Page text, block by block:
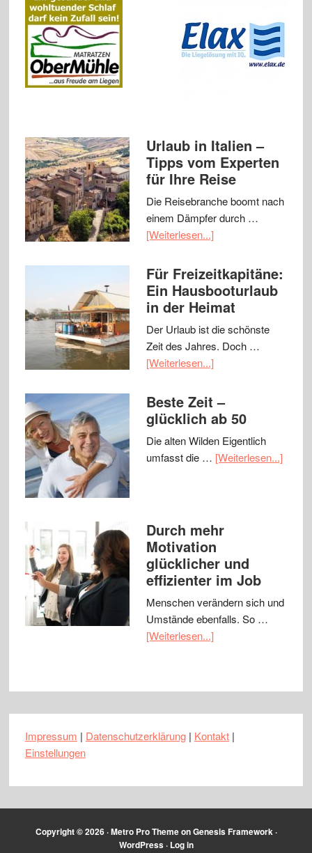
Urlaub in Italien –
Tipps vom Experten
für Ihre Reise
Die Reisebranche boomt nach
einem Dämpfer durch …
[Weiterlesen...]
Für Freizeitkapitäne:
Ein Hausbooturlaub
in der Heimat
Der Urlaub ist die schönste
Zeit des Jahres. Doch …
[Weiterlesen...]
Beste Zeit –
glücklich ab 50
Die alten Wilden Eigentlich
umfasst die … [Weiterlesen...]
Durch mehr
Motivation
glücklicher und
effizienter im Job
Menschen verändern sich und
Umstände ebenfalls. So …
[Weiterlesen...]
Impressum | Datenschutzerklärung| Kontakt|
Einstellungen
Copyright © 2026 ·Metro Pro ThemeonGenesis Framework·
WordPress· Log in